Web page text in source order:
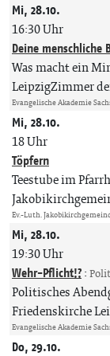
Mi, 28.10.
16:30 Uhr
Deine menschliche
Was macht ein
LeipzigZimmer
Evangelische Akademie
Mi, 28.10.
18 Uhr
Töpfern
Teestube im
Ev.-Luth.
Mi, 28.10.
19:30 Uhr
Wehr-Pflicht!?:
Politisches
Friedenskirche
Evangelische Akademie
Do, 29.10.